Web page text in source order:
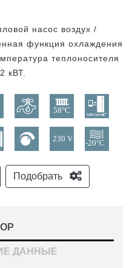
насос воздух /
функция охлаждения
теплоносителя
кВТ.
Подобрать
ДАННЫЕ